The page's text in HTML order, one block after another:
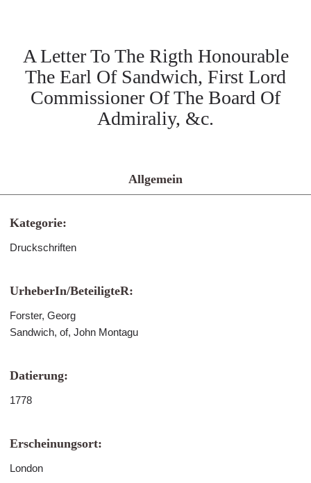
A Letter To The Rigth Honourable
The Earl Of Sandwich, First Lord
Commissioner Of The Board Of
Admiraliy, &c.
Allgemein
Kategorie:
Druckschriften
UrheberIn/BeteiligteR:
Forster, Georg
Sandwich, of, John Montagu
Datierung:
1778
Erscheinungsort:
London